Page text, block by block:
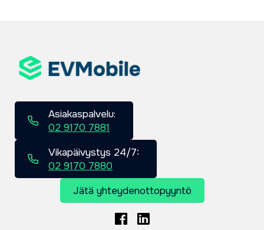
Asiakaspalvelu:
02 9170 7881
Vikapäivystys 24/7:
02 9170 7880
Jätä yhteydenottopyyntö
Facebook
LinkedIn